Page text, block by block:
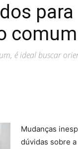
comum
é ideal buscar
Mudanças
dúvidas sobre